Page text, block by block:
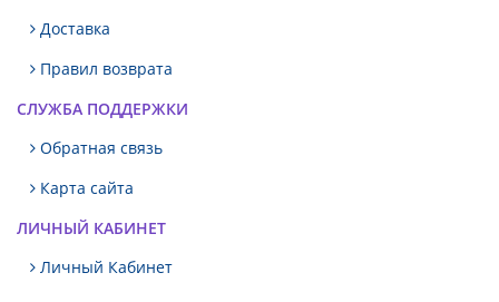
Доставка
Правил возврата
СЛУЖБА ПОДДЕРЖКИ
Обратная связь
Карта сайта
ЛИЧНЫЙ КАБИНЕТ
Личный Кабинет